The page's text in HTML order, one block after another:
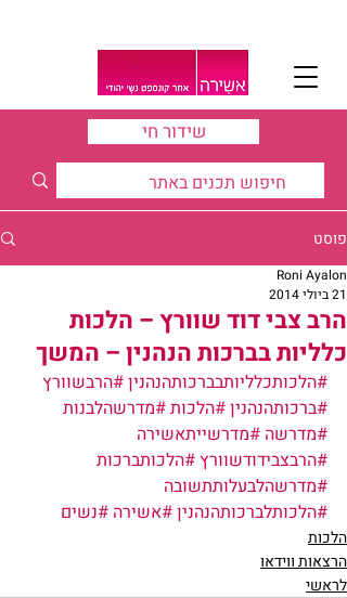
שידור חי
פוסט
הרב צבי דוד שוורץ – הלכות
כלליות בברכות הנהנין – המשך
Roni Ayalon
21 ביולי 2014
#הלכותכלליותבברכותהנהנין#הרבשוורץ
#ברכותהנהנין#הלכות#מדרשהלבנות
#מדרשה #מדרשייתאשירה
#הרבצבידודשוורץ#הלכותברכות
#מדרשהלבעלותתשובה
#הלכותלברכותהנהנין#אשירה #נשים
הלכות
הרצאות ווידאו
לראשי